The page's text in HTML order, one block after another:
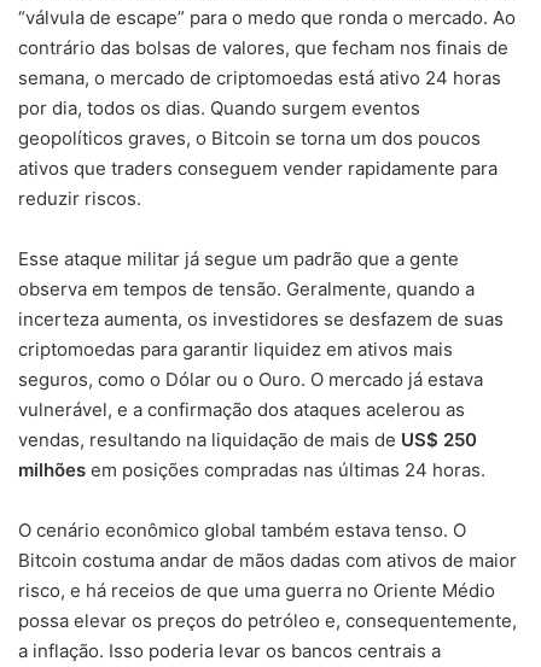
“válvula de escape” para o medo que ronda o mercado. Ao
contrário das bolsas de valores, que fecham nos finais de
semana, o mercado de criptomoedas está ativo 24 horas
por dia, todos os dias. Quando surgem eventos
geopolíticos graves, o Bitcoin se torna um dos poucos
ativos que traders conseguem vender rapidamente para
reduzir riscos.
Esse ataque militar já segue um padrão que a gente
observa em tempos de tensão. Geralmente, quando a
incerteza aumenta, os investidores se desfazem de suas
criptomoedas para garantir liquidez em ativos mais
seguros, como o Dólar ou o Ouro. O mercado já estava
vulnerável, e a confirmação dos ataques acelerou as
vendas, resultando na liquidação de mais de US$ 250
milhões em posições compradas nas últimas 24 horas.
O cenário econômico global também estava tenso. O
Bitcoin costuma andar de mãos dadas com ativos de maior
risco, e há receios de que uma guerra no Oriente Médio
possa elevar os preços do petróleo e, consequentemente,
a inflação. Isso poderia levar os bancos centrais a